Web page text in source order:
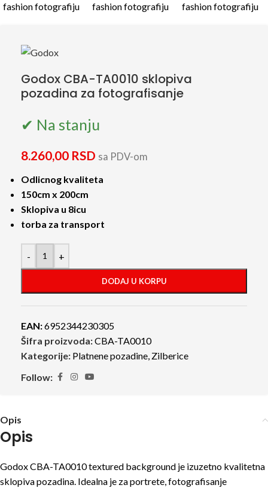
Godox CBA-TA0010 sklopiva
pozadina za fotografisanje
✔ Na stanju
8.260,00 RSD sa PDV-om
Odlicnog kvaliteta
150cm x 200cm
Sklopiva u 8icu
torba za transport
- +
DODAJ U KORPU
EAN:6952344230305
Šifra proizvoda:CBA-TA0010
Kategorije: Platnene pozadine, Zilberice
Follow:
Opis
Opis
Godox CBA-TA0010 textured background je izuzetno kvalitetna
sklopiva pozadina. Idealna je za portrete, fotografisanje